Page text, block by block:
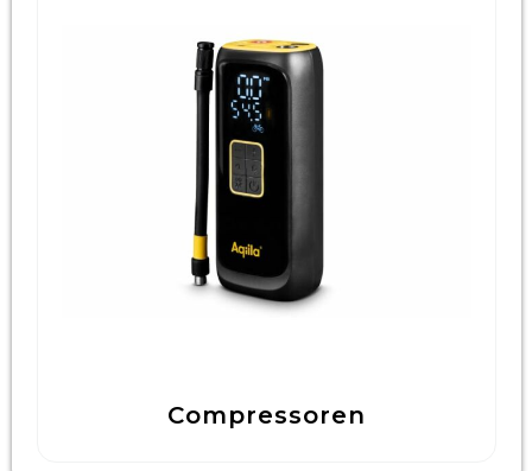
Compressoren